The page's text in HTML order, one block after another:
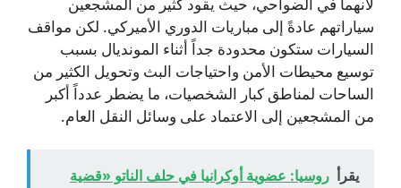
سياراتهم عادةً إلى مباريات الدوري الأميركي. لكن مواقف
السيارات ستكون محدودة جداً أثناء المونديال بسبب
توسيع محيطات الأمن واحتياجات البث وتحويل الكثير من
الساحات لمناطق كبار الشخصيات، ما يضطر عدداً أكبر
من المشجعين إلى الاعتماد على وسائل النقل العام.
يقرأ روسيا: عضوية أوكرانيا في حلف الناتو «قضية